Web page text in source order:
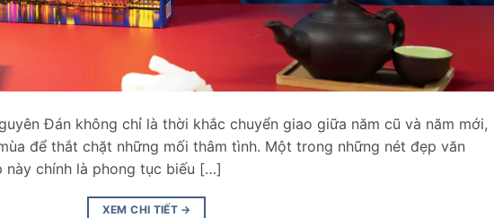
Đán không chỉ là thời khắc chuyển giao giữa năm cũ và năm mới,
để thắt chặt những mối thâm tình. Một trong những nét đẹp văn
chính là phong tục biếu […]
XEM CHI TIẾT →